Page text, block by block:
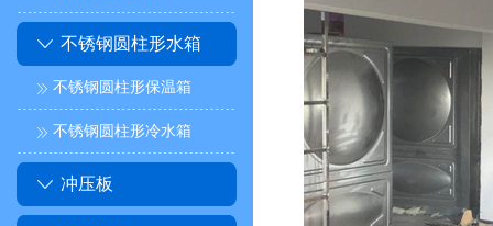
不锈钢圆柱形水箱
不锈钢圆柱形保温箱
不锈钢圆柱形冷水箱
冲压板